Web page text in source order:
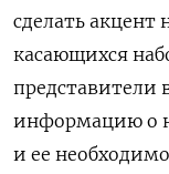
сделать акцент
касающихся
представители
информацию о
и ее